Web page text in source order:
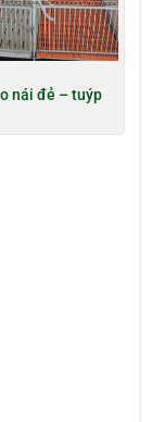
nái đẻ – tuýp